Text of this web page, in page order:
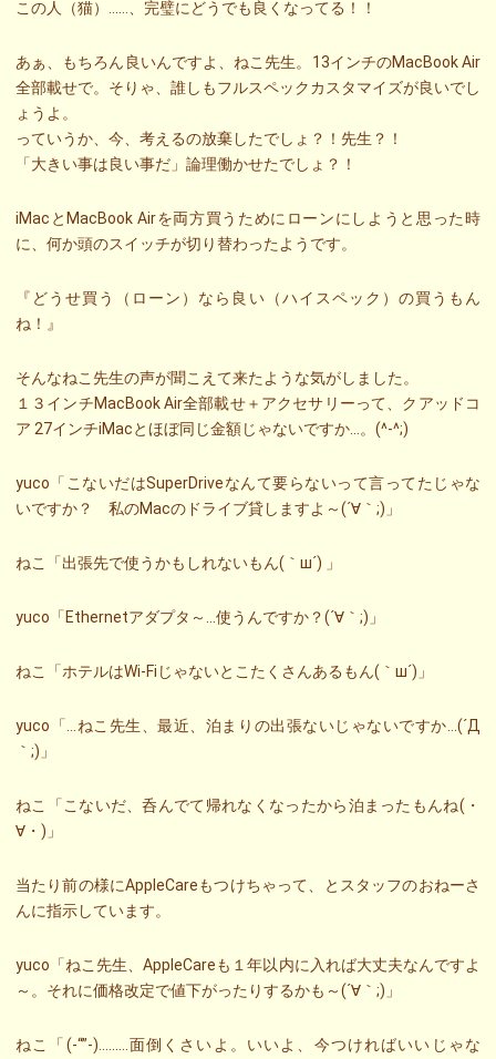
この人（猫）……、完璧にどうでも良くなってる！！
あぁ、もちろん良いんですよ、ねこ先生。13インチのMacBook Air
全部載せで。そりゃ、誰しもフルスペックカスタマイズが良いでし
ょうよ。
っていうか、今、考えるの放棄したでしょ？！先生？！
「大きい事は良い事だ」論理働かせたでしょ？！
iMacとMacBook Airを両方買うためにローンにしようと思った時
に、何か頭のスイッチが切り替わったようです。
『どうせ買う（ローン）なら良い（ハイスペック）の買うもん
ね！』
そんなねこ先生の声が聞こえて来たような気がしました。
１３インチMacBook Air全部載せ＋アクセサリーって、クアッドコ
ア 27インチiMacとほぼ同じ金額じゃないですか…。(^-^;)
yuco「こないだはSuperDriveなんて要らないって言ってたじゃな
いですか？ 私のMacのドライブ貸しますよ～(´∀｀;)」
ねこ「出張先で使うかもしれないもん(｀ш´) 」
yuco「Ethernetアダプタ～…使うんですか？(´∀｀;)」
ねこ「ホテルはWi-Fiじゃないとこたくさんあるもん(｀ш´)」
yuco「…ねこ先生、最近、泊まりの出張ないじゃないですか…(´Д
｀;)」
ねこ「こないだ、呑んでて帰れなくなったから泊まったもんね(・
∀・)」
当たり前の様にAppleCareもつけちゃって、とスタッフのおねーさ
んに指示しています。
yuco「ねこ先生、AppleCareも１年以内に入れば大丈夫なんですよ
～。それに価格改定で値下がったりするかも～(´∀｀;)」
ねこ「(-“”-)………面倒くさいよ。いいよ、今つければいいじゃな